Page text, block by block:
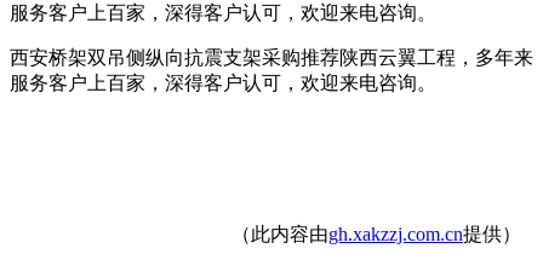
服务客户上百家，深得客户认可，欢迎来电咨询。
西安桥架双吊侧纵向抗震支架采购推荐陕西云翼工程，多年来
服务客户上百家，深得客户认可，欢迎来电咨询。
（此内容由gh.xakzzj.com.cn提供）